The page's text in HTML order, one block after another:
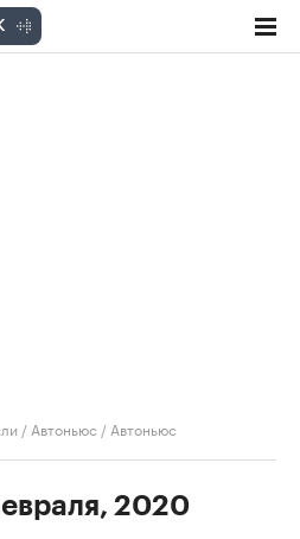
/ Автоньюс / Автоньюс
2020